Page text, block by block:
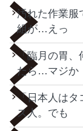
汚れた作業服
組が…えっ
「臨月の胃、
たら…マジか
「日本人はタ
ス人。でも